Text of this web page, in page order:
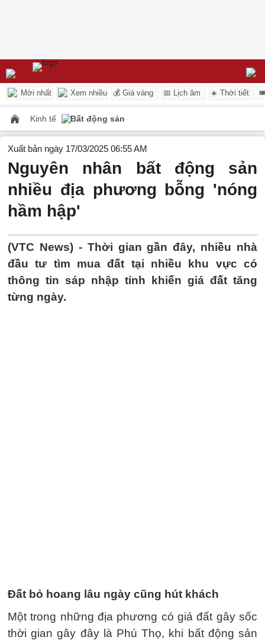
Mới nhất Xem nhiều 💰 Giá vàng 📅 Lịch âm ☀️ Thời tiết
Kinh tế Bất động sản
Xuất bản ngày 17/03/2025 06:55 AM
Nguyên nhân bất động sản
nhiều địa phương bỗng 'nóng
hầm hập'
(VTC News) - Thời gian gần đây, nhiều nhà
đầu tư tìm mua đất tại nhiều khu vực có
thông tin sáp nhập tỉnh khiến giá đất tăng
từng ngày.
Đất bỏ hoang lâu ngày cũng hút khách
Một trong những địa phương có giá đất gây sốc
thời gian gây đây là Phú Thọ, khi bất động sản